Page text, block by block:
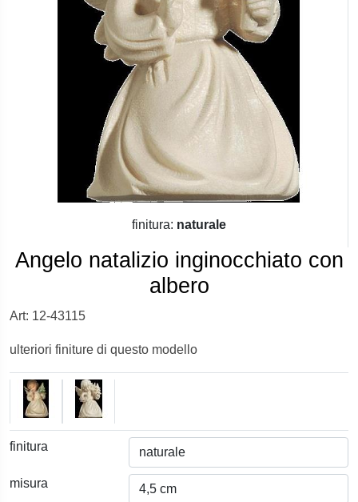
finitura: naturale
Angelo natalizio inginocchiato con
albero
Art: 12-43115
ulteriori finiture di questo modello
finitura
misura